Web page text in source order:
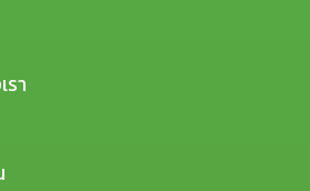
า